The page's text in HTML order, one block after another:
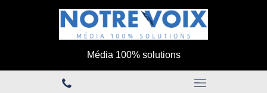
Média 100% solutions